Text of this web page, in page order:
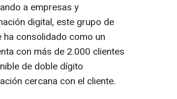
a empresas y
digital, este grupo de
consolidado como un
con más de 2.000 clientes
de doble dígito
cercana con el cliente.